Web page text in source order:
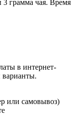
3 грамма чая. Время
в интернет-
или самовывоз)